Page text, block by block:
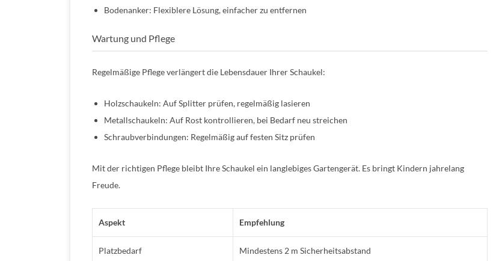
Bodenanker: Flexiblere Lösung, einfacher zu entfernen
Wartung und Pflege
Regelmäßige Pflege verlängert die Lebensdauer Ihrer Schaukel:
Holzschaukeln: Auf Splitter prüfen, regelmäßig lasieren
Metallschaukeln: Auf Rost kontrollieren, bei Bedarf neu streichen
Schraubverbindungen: Regelmäßig auf festen Sitz prüfen
Mit der richtigen Pflege bleibt Ihre Schaukel ein langlebiges Gartengerät. Es bringt Kindern jahrelang
Freude.
Aspekt Empfehlung
Platzbedarf Mindestens 2 m Sicherheitsabstand